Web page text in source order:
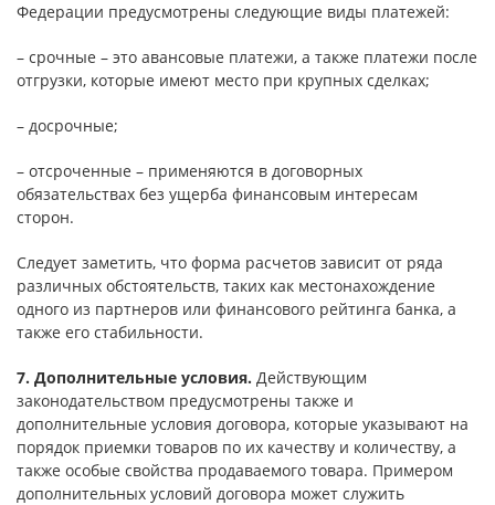
Федерации предусмотрены следующие виды платежей:
– срочные – это авансовые платежи, а также платежи после
отгрузки, которые имеют место при крупных сделках;
– досрочные;
– отсроченные – применяются в договорных
обязательствах без ущерба финансовым интересам
сторон.
Следует заметить, что форма расчетов зависит от ряда
различных обстоятельств, таких как местонахождение
одного из партнеров или финансового рейтинга банка, а
также его стабильности.
7. Дополнительные условия. Действующим
законодательством предусмотрены также и
дополнительные условия договора, которые указывают на
порядок приемки товаров по их качеству и количеству, а
также особые свойства продаваемого товара. Примером
дополнительных условий договора может служить